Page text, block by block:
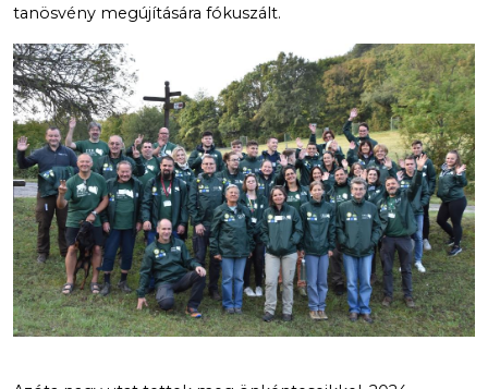
tanösvény megújítására fókuszált.